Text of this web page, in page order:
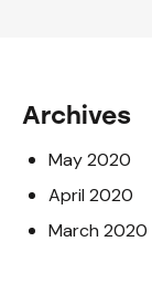
Archives
May 2020
April 2020
March 2020